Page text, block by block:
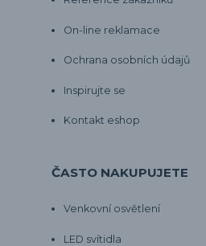
On-line reklamace
Ochrana osobních údajů
Inspirujte se
Kontakt eshop
ČASTO NAKUPUJETE
Venkovní osvětlení
LED svítidla